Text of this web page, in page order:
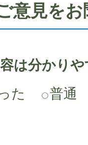
意見を
は分かり
た
普通